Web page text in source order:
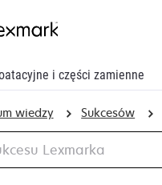
i części zamienne
wiedzy Sukcesów